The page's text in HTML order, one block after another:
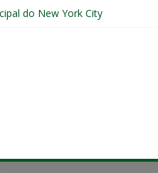
do New York City
assistir
a 42% contra o Botafogo